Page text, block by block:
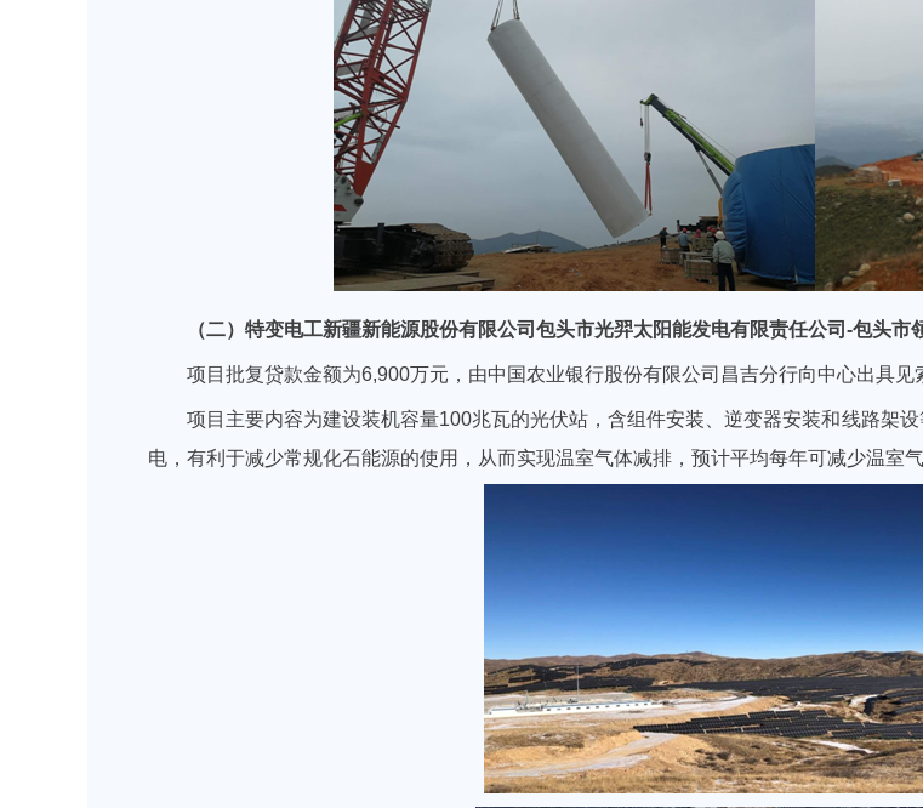
（二）特变电工新疆新能源股份有限公司包头市光羿太阳能发电有限责任公司 -包头市
项目批复贷款金额为6,900万元，由中国农业银行股份有限公司昌吉分行向中心出具见
项目主要内容为建设装机容量100兆瓦的光伏站，含组件安装、逆变器安装和线路架
电，有利于减少常规化石能源的使用，从而实现温室气体减排，预计平均每年可减少温室